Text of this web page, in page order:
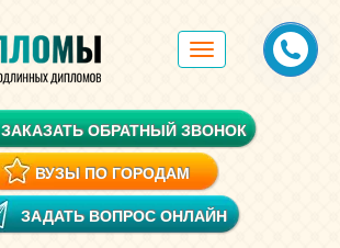
Toggle
navigation
ЗАКАЗАТЬ ОБРАТНЫЙ ЗВОНОК
ВУЗЫ ПО ГОРОДАМ
ЗАДАТЬ ВОПРОС ОНЛАЙН